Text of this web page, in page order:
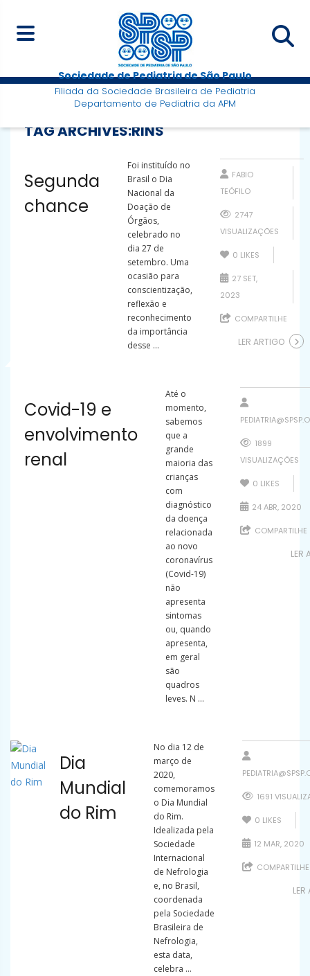
Sociedade de Pediatria de São Paulo
Filiada da Sociedade Brasileira de Pediatria
Departamento de Pediatria da APM
TAG ARCHIVES:RINS
Segunda
chance
Foi instituído no
Brasil o Dia
Nacional da
Doação de
Órgãos,
celebrado no
dia 27 de
setembro. Uma
ocasião para
conscientização,
reflexão e
reconhecimento
da importância
desse ...
FABIO
TEÓFILO
2747
VISUALIZAÇÕES
0 LIKES
27 SET,
2023
COMPARTILHE
LER ARTIGO
Covid-19 e
envolvimento
renal
Até o
momento,
sabemos
que a
grande
maioria das
crianças
com
diagnóstico
da doença
relacionada
ao novo
coronavírus
(Covid-19)
não
apresenta
sintomas
ou, quando
apresenta,
em geral
são
quadros
leves. N ...
1899
VISUALIZAÇÕES
0 LIKES
24 ABR, 2020
COMPARTILHE
LER
Dia
Mundial
do Rim
No dia 12 de
março de
2020,
comemoramos
o Dia Mundial
do Rim.
Idealizada pela
Sociedade
Internacional
de Nefrologia
e, no Brasil,
coordenada
pela Sociedade
Brasileira de
Nefrologia,
esta data,
celebra ...
1691
0 LIKES
12 MAR, 2020
COMPARTILHE